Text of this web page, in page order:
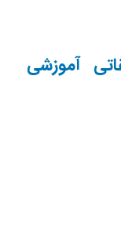
آموزشی